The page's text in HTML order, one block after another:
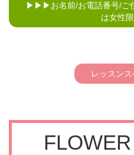
▶︎▶︎▶︎お名前/お電話番号/ご
は女性
レッスン